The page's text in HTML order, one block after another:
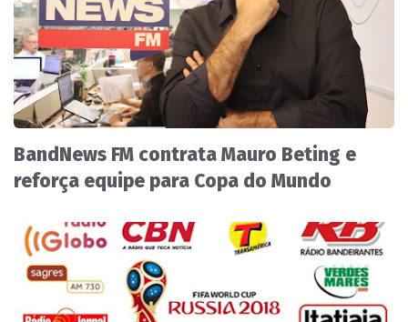
BandNews FM contrata Mauro Beting e
reforça equipe para Copa do Mundo